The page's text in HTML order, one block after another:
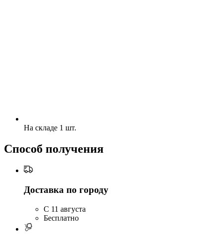
На складе 1 шт.
Способ получения
Доставка по городу
C 11 августа
Бесплатно